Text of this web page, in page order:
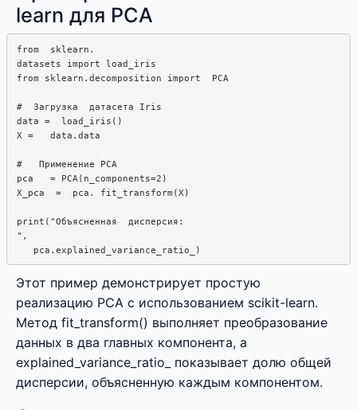
learn для PCA
from  sklearn.
datasets import load_iris
from sklearn.decomposition import  PCA
#  Загрузка  датасета Iris
data =  load_iris()
X =   data.data
#   Применение PCA
pca   = PCA(n_components=2)
X_pca  =  pca. fit_transform(X)
print("Объясненная  дисперсия:
",
Этот пример демонстрирует простую
реализацию PCA с использованием scikit-learn.
Метод fit_transform() выполняет преобразование
данных в два главных компонента, а
explained_variance_ratio_ показывает долю общей
дисперсии, объясненную каждым компонентом.